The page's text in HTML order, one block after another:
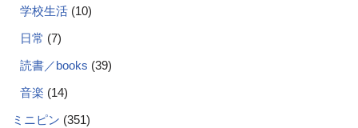
学校生活 (10)
日常 (7)
読書／books (39)
音楽 (14)
ミニピン (351)